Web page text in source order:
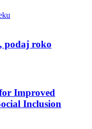
podaj roko
Improved
Inclusion